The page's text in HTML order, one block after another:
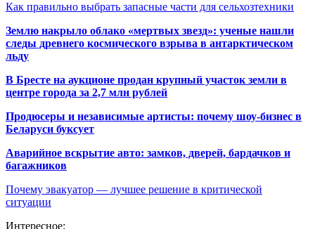
Как правильно выбрать запасные части для сельхозтехники
Землю накрыло облако «мертвых звезд»: ученые нашли
следы древнего космического взрыва в антарктическом
льду
В Бресте на аукционе продан крупный участок земли в
центре города за 2,7 млн рублей
Продюсеры и независимые артисты: почему шоу-бизнес в
Беларуси буксует
Аварийное вскрытие авто: замков, дверей, бардачков и
багажников
Почему эвакуатор — лучшее решение в критической
ситуации
Интересное: